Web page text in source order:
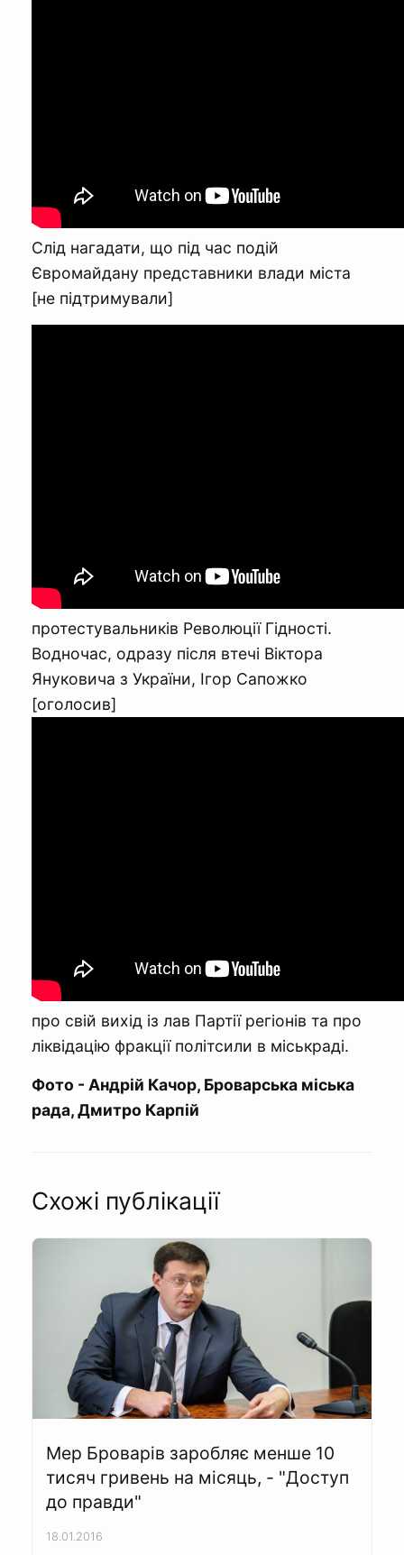
Слід нагадати, що під час подій
Євромайдану представники влади міста
[не підтримували]
протестувальників Революції Гідності.
Водночас, одразу після втечі Віктора
Януковича з України, Ігор Сапожко
[оголосив]
про свій вихід із лав Партії регіонів та про
ліквідацію фракції політсили в міськраді.
Фото - Андрій Качор, Броварська міська
рада, Дмитро Карпій
Схожі публікації
Мер Броварів заробляє менше 10
тисяч гривень на місяць, - "Доступ
до правди"
18.01.2016